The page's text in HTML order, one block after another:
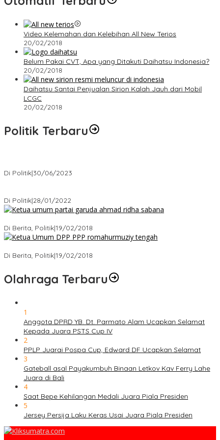
Video Kelemahan dan Kelebihan All New Terios
20/02/2018
Belum Pakai CVT, Apa yang Ditakuti Daihatsu Indonesia?
20/02/2018
Daihatsu Santai Penjualan Sirion Kalah Jauh dari Mobil
LCGC
20/02/2018
Politik Terbaru
Di Politik|30/06/2023
Di Politik|28/01/2022
Di Berita, Politik|19/02/2018
Di Berita, Politik|19/02/2018
Olahraga Terbaru
1
Anggota DPRD YB. Dt. Parmato Alam Ucapkan Selamat
Kepada Juara PSTS Cup IV
2
PPLP Juarai Pospa Cup, Edward DF Ucapkan Selamat
3
Gateball asal Payakumbuh Binaan Letkov Kav Ferry Lahe
Juara di Bali
4
Saat Bepe Kehilangan Medali Juara Piala Presiden
5
Jersey Persija Laku Keras Usai Juara Piala Presiden